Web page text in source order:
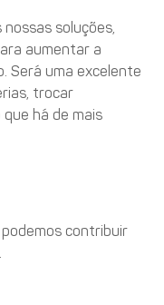
soluções,
aumentar a
Será uma excelente
trocar
há de mais
contribuir